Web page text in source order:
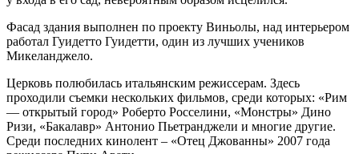
Фасад здания выполнен по проекту Виньолы, над интерьером
работал Гуидетто Гуидетти, один из лучших учеников
Микеланджело.
Церковь полюбилась итальянским режиссерам. Здесь
проходили съемки нескольких фильмов, среди которых: «Рим
— открытый город» Роберто Росселини, «Монстры» Дино
Ризи, «Бакалавр» Антонио Пьетранджели и многие другие.
Среди последних кинолент – «Отец Джованны» 2007 года